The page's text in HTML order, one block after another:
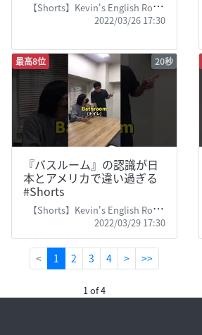
【Shorts】Kevin's English Room
2022/03/26 17:30
最高8位 20秒
『バスルーム』の認識が日
本とアメリカで違い過ぎる
#Shorts
【Shorts】Kevin's English Room
2022/03/29 17:30
< 1 (current)
2 3 4 > >>
1 of 4